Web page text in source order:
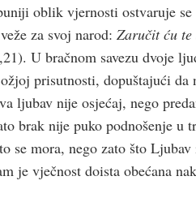
oblik vjernosti ostvaruje
za svoj narod: Zaručit ću
U bračnom savezu dvoje
prisutnosti, dopuštajući
ljubav nije osjećaj, nego
brak nije puko podnošenje
se mora, nego zato što
je vječnost doista obećana